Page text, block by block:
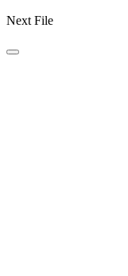
Next File